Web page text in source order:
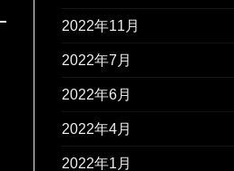
2022年11月
2022年7月
2022年6月
2022年4月
2022年1月